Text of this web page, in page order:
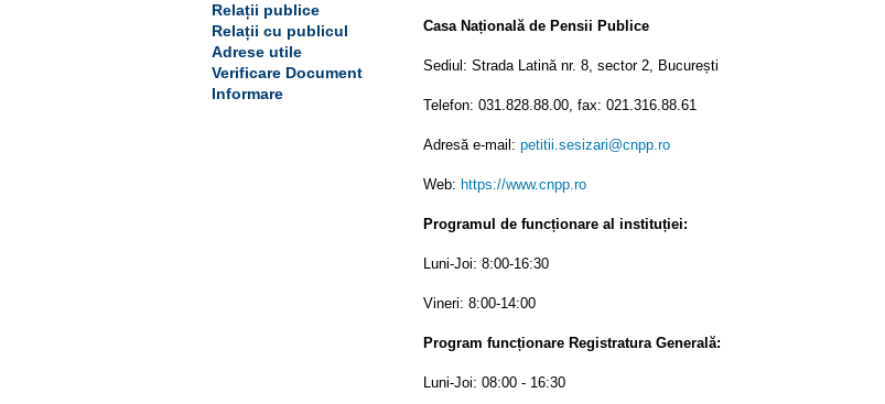
Relații publice
Relații cu publicul
Adrese utile
Verificare Document
Informare
Casa Națională de Pensii Publice
Sediul: Strada Latină nr. 8, sector 2, București
Telefon: 031.828.88.00, fax: 021.316.88.61
Adresă e-mail: petitii.sesizari@cnpp.ro
Web: https://www.cnpp.ro
Programul de funcționare al instituției:
Luni-Joi: 8:00-16:30
Vineri: 8:00-14:00
Program funcționare Registratura Generală:
Luni-Joi: 08:00 - 16:30